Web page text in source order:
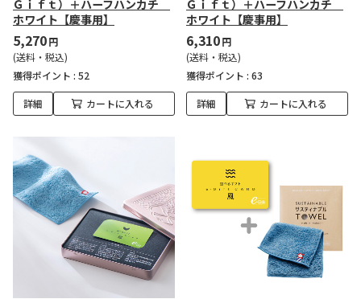
Ｇｉｆｔ）＋ハーフハンカチ
ホワイト【慶事用】
5,270円
(送料・税込)
獲得ポイント : 52
詳細 カートに入れる
Ｇｉｆｔ）＋ハーフハンカチ
ホワイト【慶事用】
6,310円
(送料・税込)
獲得ポイント : 63
詳細 カートに入れる